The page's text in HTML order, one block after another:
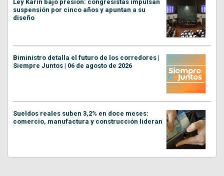
Ley Karin bajo presión: congresistas impulsan
suspensión por cinco años y apuntan a su
diseño
Biministro detalla el futuro de los corredores |
Siempre Juntos | 06 de agosto de 2026
Sueldos reales suben 3,2% en doce meses:
comercio, manufactura y construcción lideran